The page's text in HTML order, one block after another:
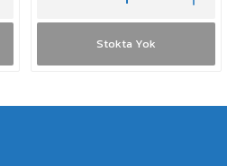
Stokta Yok